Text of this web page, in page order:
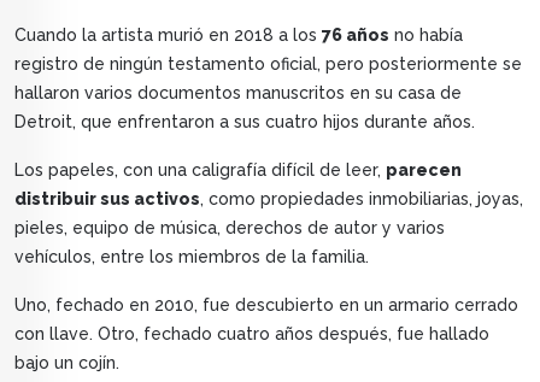
Cuando la artista murió en 2018 a los 76 años no había
registro de ningún testamento oficial, pero posteriormente se
hallaron varios documentos manuscritos en su casa de
Detroit, que enfrentaron a sus cuatro hijos durante años.
Los papeles, con una caligrafía difícil de leer, parecen
distribuir sus activos, como propiedades inmobiliarias, joyas,
pieles, equipo de música, derechos de autor y varios
vehículos, entre los miembros de la familia.
Uno, fechado en 2010, fue descubierto en un armario cerrado
con llave. Otro, fechado cuatro años después, fue hallado
bajo un cojín.